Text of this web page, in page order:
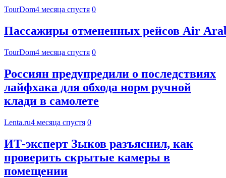
TourDom4 месяца спустя 0
Пассажиры отмененных рейсов Air
TourDom4 месяца спустя 0
Россиян предупредили о последствиях
лайфхака для обхода норм ручной
клади в самолете
Lenta.ru4 месяца спустя 0
ИТ-эксперт Зыков разъяснил, как
проверить скрытые камеры в
помещении